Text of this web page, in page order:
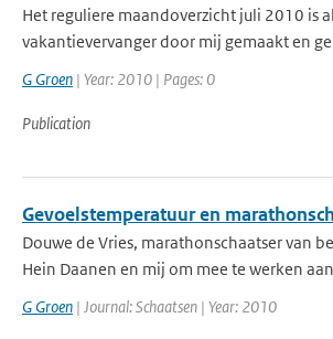
Het reguliere maandoverzicht juli 2010 is
vakantievervanger door mij gemaakt en
G Groen | Year: 2010 | Pages: 0
Publication
Gevoelstemperatuur en
Douwe de Vries, marathonschaatser van
Hein Daanen en mij om mee te werken
G Groen | Journal: Schaatsen | Year: 2010